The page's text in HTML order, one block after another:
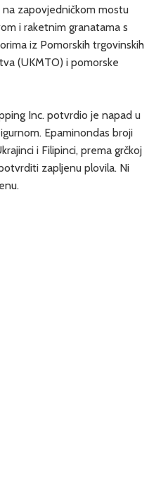
zapovjedničkom mostu
i raketnim granatama s
iz Pomorskih trgovinskih
(UKMTO) i pomorske
Inc. potvrdio je napad u
Epaminondas broji
i Filipinci, prema grčkoj
zapljenu plovila. Ni